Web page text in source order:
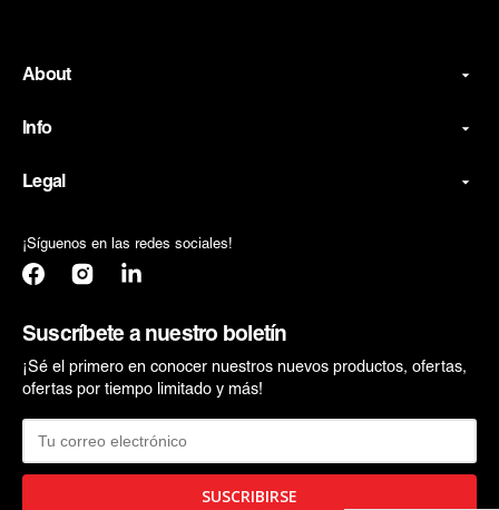
About
Info
Legal
¡Síguenos en las redes sociales!
FacebookInstagramTranslation
Suscríbete a nuestro boletín
¡Sé el primero en conocer nuestros nuevos productos, ofertas,
ofertas por tiempo limitado y más!